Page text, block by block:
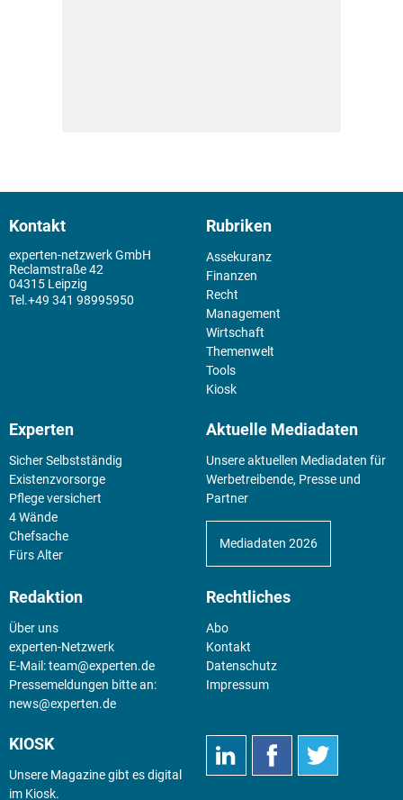
Kontakt
experten-netzwerk GmbH
Reclamstraße 42
04315 Leipzig
+49 341 98995950
Rubriken
Assekuranz
Finanzen
Recht
Management
Wirtschaft
Themenwelt
Tools
Kiosk
Experten
Sicher Selbstständig
Existenz­vorsorge
Pflege versichert
4 Wände
Chefsache
Fürs Alter
Aktuelle Mediadaten
Unsere aktuellen Mediadaten für
Werbetreibende, Presse und
Partner
Mediadaten 2026
Redaktion
Über uns
experten-Netzwerk
E-Mail:team@experten.de
Pressemeldungen bitte an:
news@experten.de
Rechtliches
Abo
Kontakt
Datenschutz
Impressum
KIOSK
Unsere Magazine gibt es digital
im Kiosk.